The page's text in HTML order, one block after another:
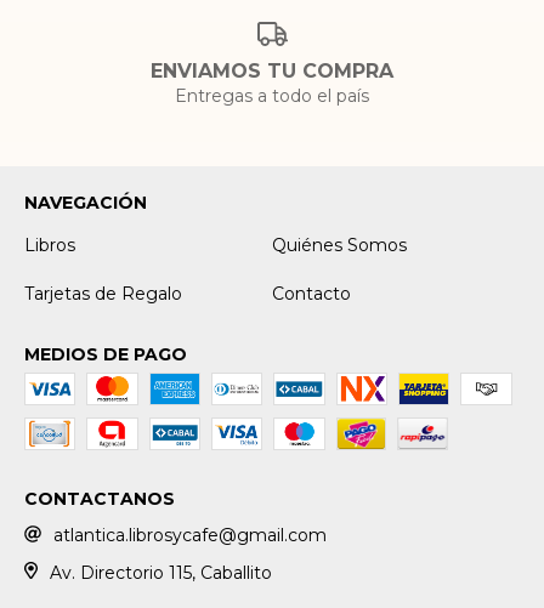
ENVIAMOS TU COMPRA
Entregas a todo el país
NAVEGACIÓN
Libros
Quiénes Somos
Tarjetas de Regalo Contacto
MEDIOS DE PAGO
CONTACTANOS
atlantica.librosycafe@gmail.com
Av. Directorio 115, Caballito